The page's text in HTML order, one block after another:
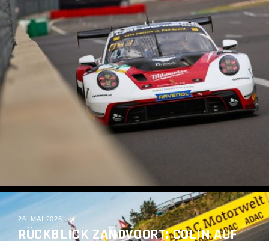
26. MAI 2026
RÜCKBLICK ZANDVOORT: COLIN AUF